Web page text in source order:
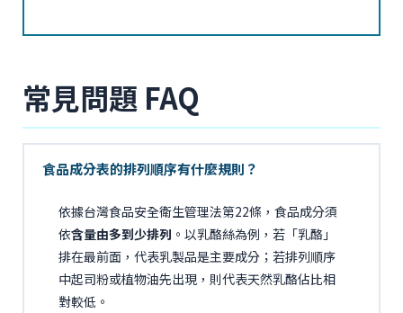
常見問題 FAQ
食品成分表的排列順序有什麼規則？
依據台灣食品安全衛生管理法第22條，食品成分須
依含量由多到少排列 。以乳酪絲為例，若「乳酪」
排在最前面，代表乳製品是主要成分；若排列順序
中起司粉或植物油先出現，則代表天然乳酪佔比相
對較低。